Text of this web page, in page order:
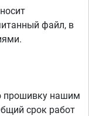
файл, в
прошивку нашим
срок работ